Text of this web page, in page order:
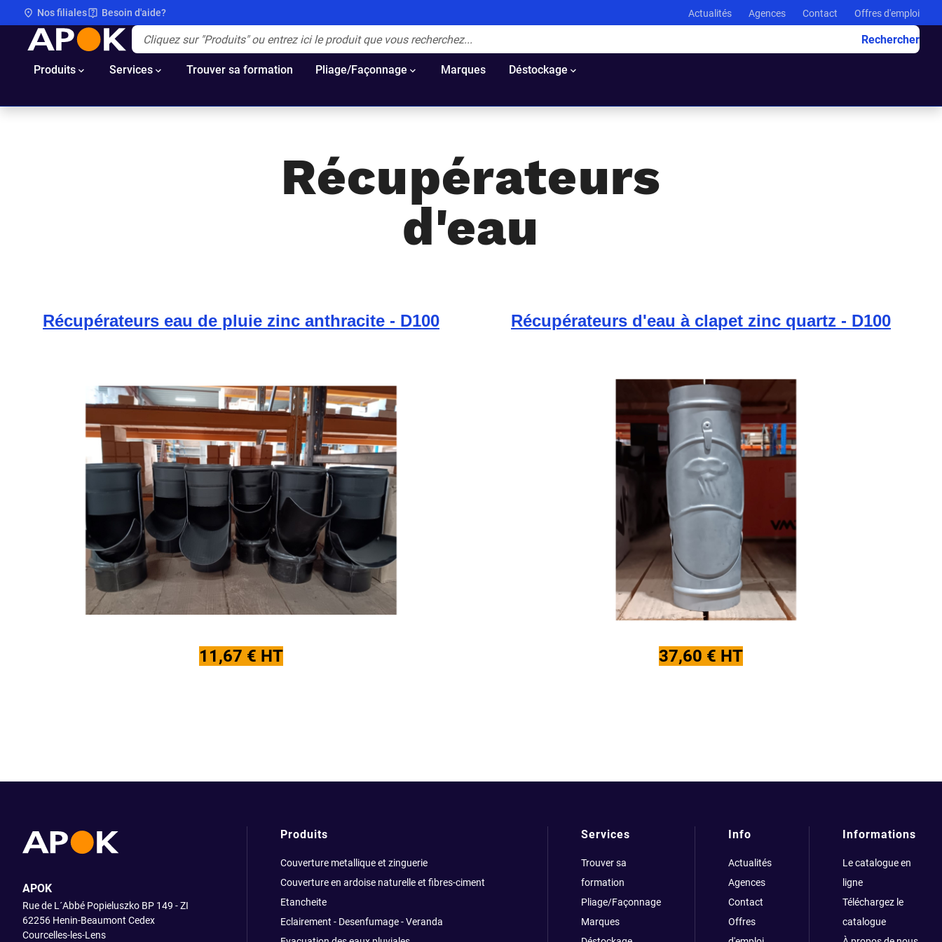
Nos filiales Besoin d'aide? Actualités Agences Contact Offres d'emploi
APOK Rechercher
Produits Services Trouver sa formation Pliage/Façonnage Marques Déstockage
Récupérateurs
d'eau
Récupérateurs eau de pluie zinc anthracite - D100
11,67 € HT
Récupérateurs d'eau à clapet zinc quartz - D100
37,60 € HT
APOK
Rue de L´Abbé Popieluszko BP 149 - ZI
62256 Henin-Beaumont Cedex
Courcelles-les-Lens
Produits
Couverture metallique et zinguerie
Couverture en ardoise naturelle et fibres-ciment
Etancheite
Eclairement - Desenfumage - Veranda
Services
Trouver sa
formation
Pliage/Façonnage
Marques
Info
Actualités
Agences
Contact
Offres
Informations
Le catalogue en
ligne
Téléchargez le
catalogue